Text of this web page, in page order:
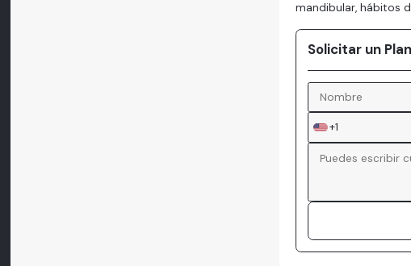
mandibular, hábitos
Solicitar un
+1